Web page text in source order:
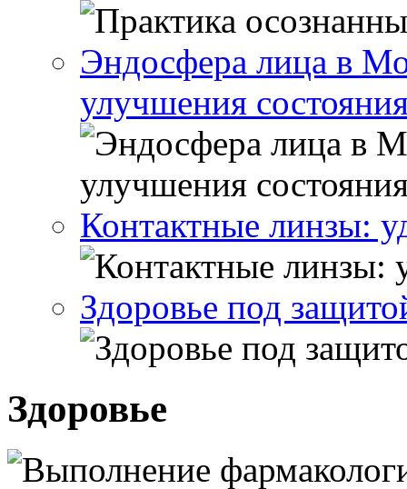
Эндосфера лица в
улучшения
Контактные линзы:
Здоровье под
Здоровье